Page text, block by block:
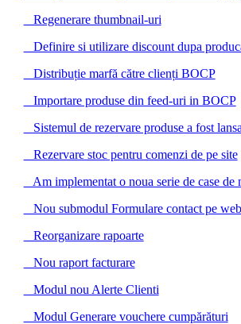
Regenerare thumbnail-uri
Definire si utilizare discount dupa
Distribuție marfă către clienți BOCP
Importare produse din feed-uri in BOCP
Sistemul de rezervare produse a fost
Rezervare stoc pentru comenzi de pe site
Am implementat o noua serie de case de
Nou submodul Formulare contact pe
Reorganizare rapoarte
Nou raport facturare
Modul nou Alerte Clienti
Modul Generare vouchere cumpărături